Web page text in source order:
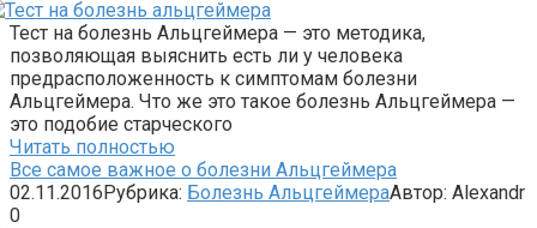
Тест на болезнь Альцгеймера — это методика,
позволяющая выяснить есть ли у человека
предрасположенность к симптомам болезни
Альцгеймера. Что же это такое болезнь Альцгеймера —
это подобие старческого
Читать полностью
Все самое важное о болезни Альцгеймера
02.11.2016Рубрика: Болезнь АльцгеймераАвтор: Alexandr
0